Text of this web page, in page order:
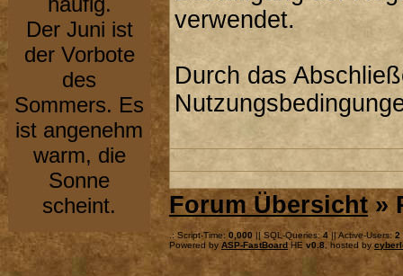
Der Juni ist
der Vorbote
des
Sommers. Es
ist angenehm
warm, die
Sonne
scheint.
verwendet.
Durch das
Forum Übersicht»
.: Script-Time: 0,000 || SQL-Queries: 4|| Active-Users: 2
Powered by ASP-FastBoardHE v0.8 , hosted by